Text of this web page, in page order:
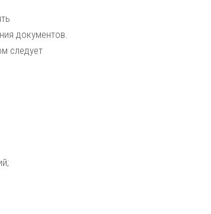
документов.
следует